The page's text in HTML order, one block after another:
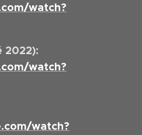
watch?
2022):
watch?
watch?